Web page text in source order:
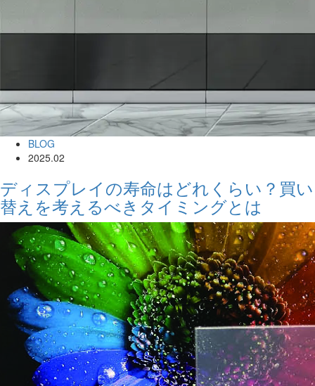
BLOG
2025.02
ディスプレイの寿命はどれくらい？買い
替えを考えるべきタイミングとは